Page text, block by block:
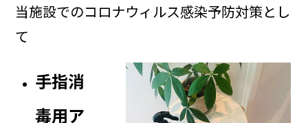
当施設でのコロナウィルス感染予防対策とし
て
手指消
毒用ア